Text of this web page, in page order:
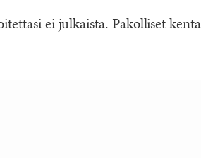
ei julkaista. Pakolliset